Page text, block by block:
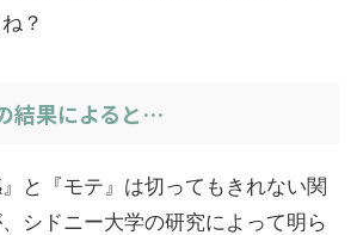
？
結果によると…
と『モテ』は切ってもきれない関
シドニー大学の研究によって明ら